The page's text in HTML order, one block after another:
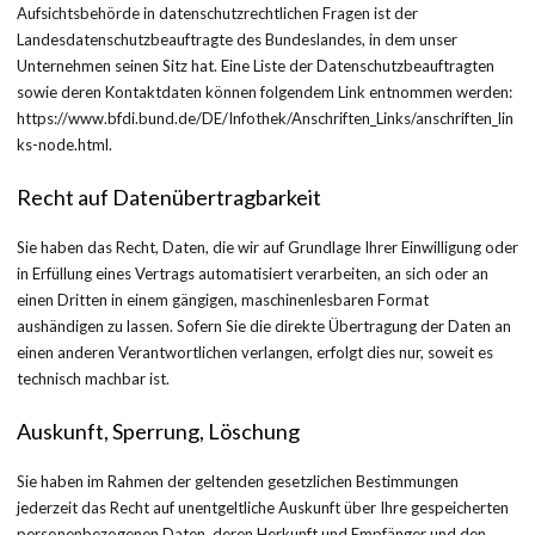
Aufsichtsbehörde in datenschutzrechtlichen Fragen ist der
Landesdatenschutzbeauftragte des Bundeslandes, in dem unser
Unternehmen seinen Sitz hat. Eine Liste der Datenschutzbeauftragten
sowie deren Kontaktdaten können folgendem Link entnommen werden:
https://www.bfdi.bund.de/DE/Infothek/Anschriften_Links/anschriften_lin
ks-node.html.
Recht auf Datenübertragbarkeit
Sie haben das Recht, Daten, die wir auf Grundlage Ihrer Einwilligung oder
in Erfüllung eines Vertrags automatisiert verarbeiten, an sich oder an
einen Dritten in einem gängigen, maschinenlesbaren Format
aushändigen zu lassen. Sofern Sie die direkte Übertragung der Daten an
einen anderen Verantwortlichen verlangen, erfolgt dies nur, soweit es
technisch machbar ist.
Auskunft, Sperrung, Löschung
Sie haben im Rahmen der geltenden gesetzlichen Bestimmungen
jederzeit das Recht auf unentgeltliche Auskunft über Ihre gespeicherten